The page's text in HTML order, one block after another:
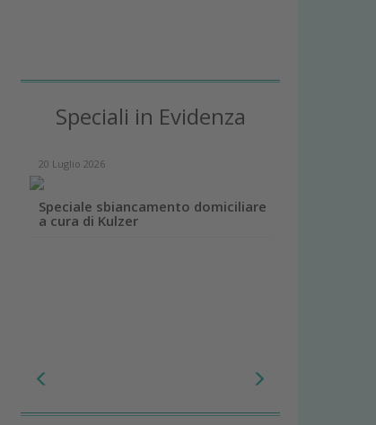
Speciali in Evidenza
20 Luglio 2026
Speciale sbiancamento domiciliare
a cura di Kulzer